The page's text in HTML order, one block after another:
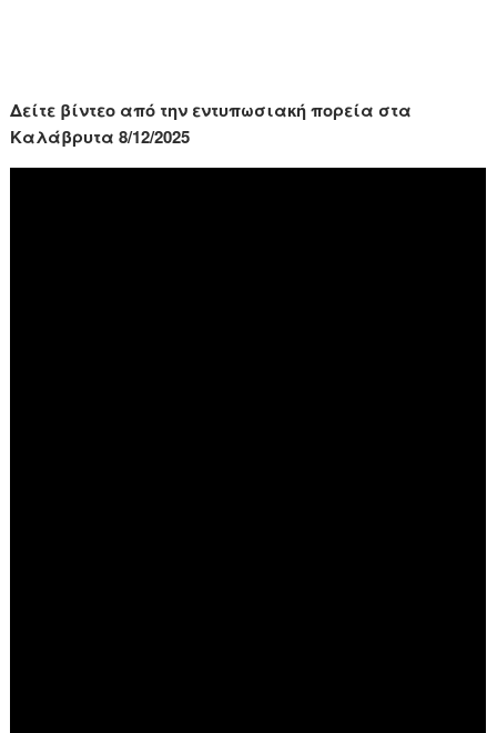
Δείτε βίντεο από την εντυπωσιακή πορεία στα
Καλάβρυτα 8/12/2025